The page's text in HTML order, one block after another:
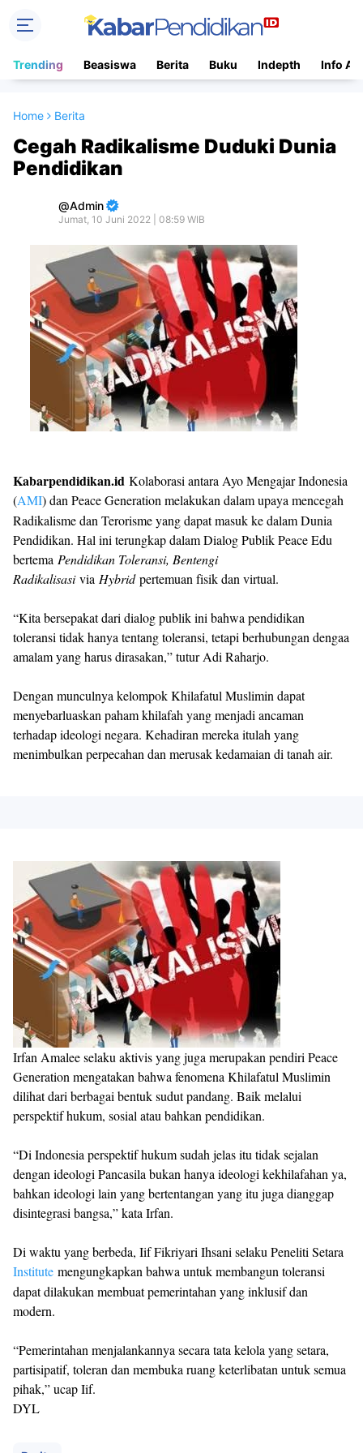
Trending Beasiswa Berita Buku Indepth Info
Home Berita
Cegah Radikalisme Duduki Dunia
Pendidikan
Admin
Jumat, 10 Juni 2022 | 08:59 WIB
Kabarpendidikan.id Kolaborasi antara Ayo Mengajar Indonesia
(AMI) dan Peace Generation melakukan dalam upaya mencegah
Radikalisme dan Terorisme yang dapat masuk ke dalam Dunia
Pendidikan. Hal ini terungkap dalam Dialog Publik Peace Edu
bertema Pendidikan Toleransi, Bentengi
Radikalisasivia Hybridpertemuan fisik dan virtual.
“Kita bersepakat dari dialog publik ini bahwa pendidikan
toleransi tidak hanya tentang toleransi, tetapi berhubungan dengaa
amalam yang harus dirasakan,” tutur Adi Raharjo.
Dengan munculnya kelompok Khilafatul Muslimin dapat
menyebarluaskan paham khilafah yang menjadi ancaman
terhadap ideologi negara. Kehadiran mereka itulah yang
menimbulkan perpecahan dan merusak kedamaian di tanah air.
Irfan Amalee selaku aktivis yang juga merupakan pendiri Peace
Generation mengatakan bahwa fenomena Khilafatul Muslimin
dilihat dari berbagai bentuk sudut pandang. Baik melalui
perspektif hukum, sosial atau bahkan pendidikan.
“Di Indonesia perspektif hukum sudah jelas itu tidak sejalan
dengan ideologi Pancasila bukan hanya ideologi kekhilafahan ya,
bahkan ideologi lain yang bertentangan yang itu juga dianggap
disintegrasi bangsa,” kata Irfan.
Di waktu yang berbeda, Iif Fikriyari Ihsani selaku Peneliti Setara
Institute mengungkapkan bahwa untuk membangun toleransi
dapat dilakukan membuat pemerintahan yang inklusif dan
modern.
“Pemerintahan menjalankannya secara tata kelola yang setara,
partisipatif, toleran dan membuka ruang keterlibatan untuk semua
pihak,” ucap Iif.
DYL